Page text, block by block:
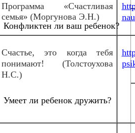
Конфликтен ли ваш ребенок?
Умеет ли ребенок дружить?
Программа «Счастливая
семья» (Моргунова Э.Н.)
Счастье, это когда тебя
понимают! (Толстоухова
Н.С.)